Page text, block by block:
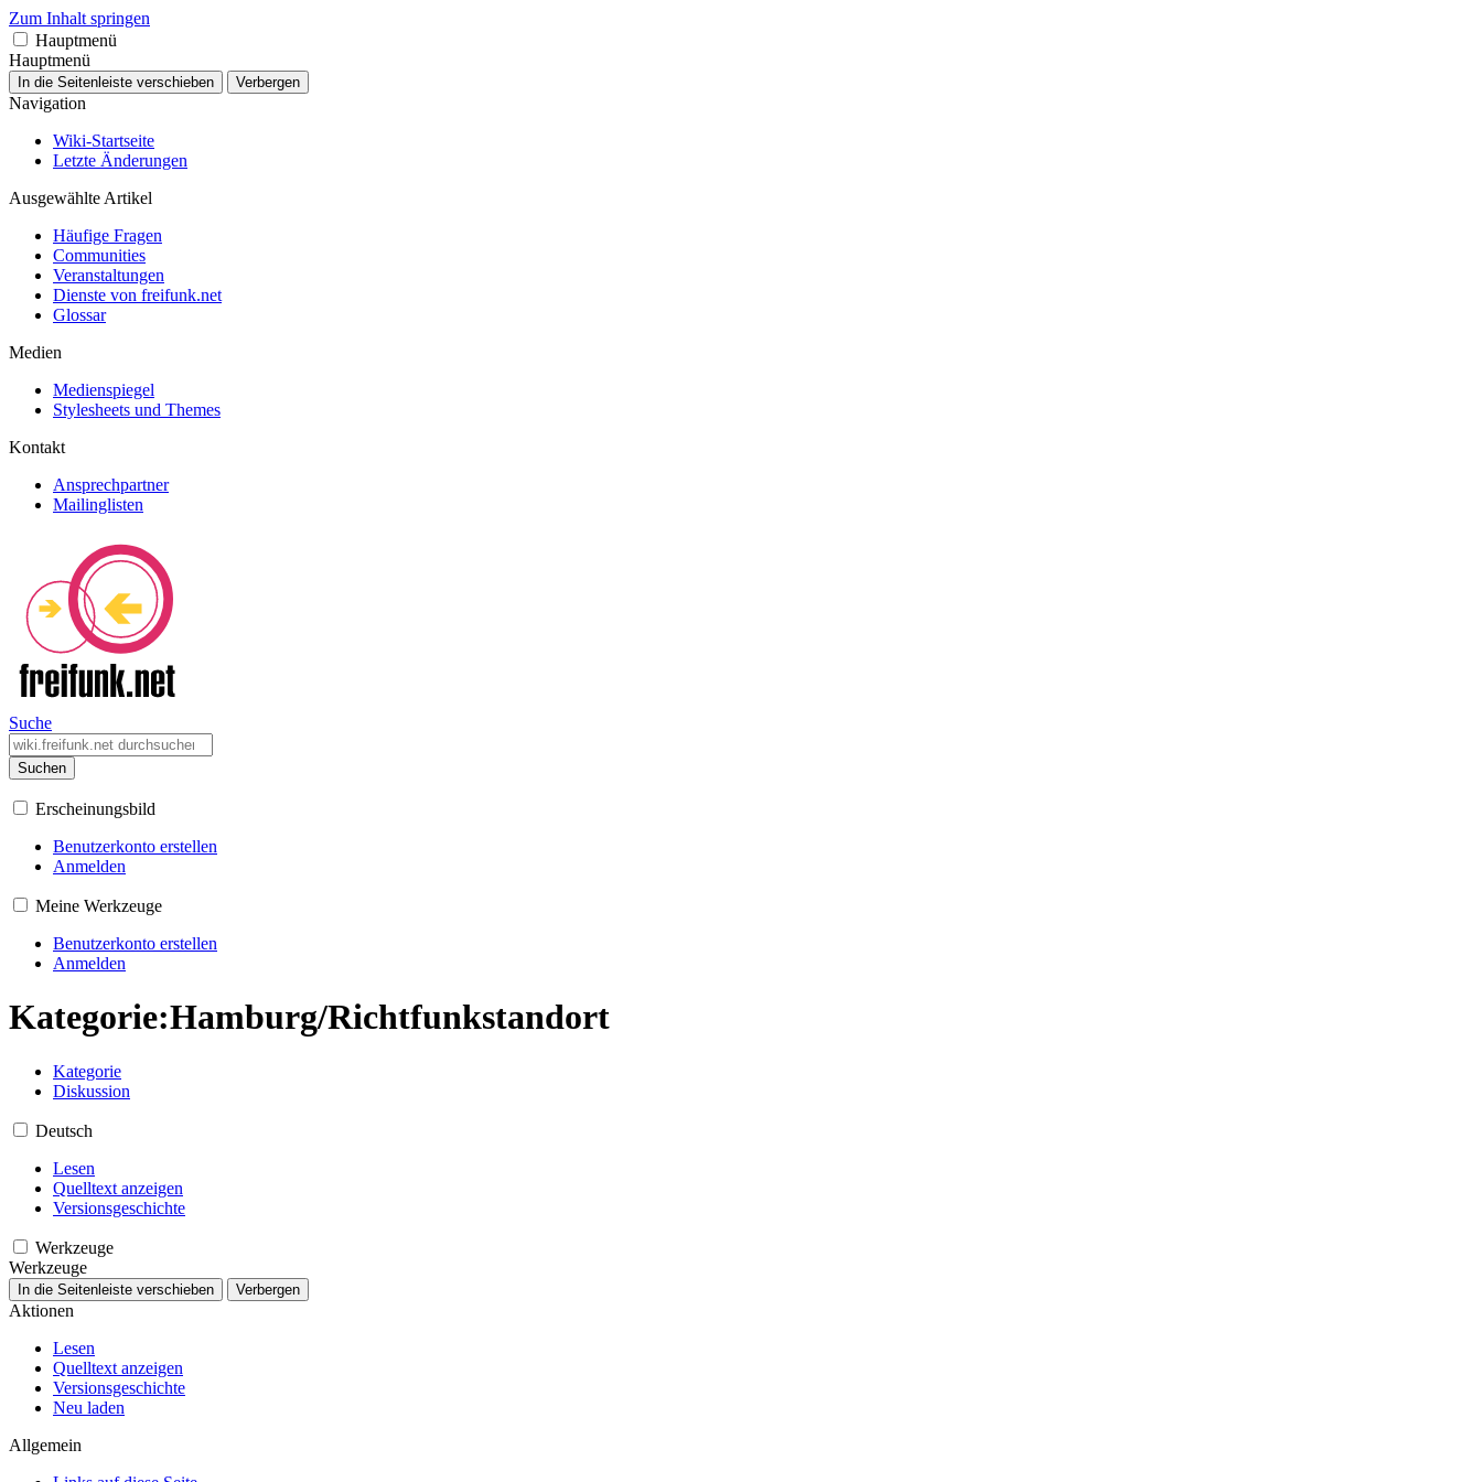
Zum Inhalt springen
Hauptmenü
Hauptmenü
In die Seitenleiste verschieben Verbergen
Navigation
Wiki-Startseite
Letzte Änderungen
Ausgewählte Artikel
Häufige Fragen
Communities
Veranstaltungen
Dienste von freifunk.net
Glossar
Medien
Medienspiegel
Stylesheets und Themes
Kontakt
Ansprechpartner
Mailinglisten
Suche
Suchen
Erscheinungsbild
Benutzerkonto erstellen
Anmelden
Meine Werkzeuge
Benutzerkonto erstellen
Anmelden
Kategorie:Hamburg/Richtfunkstandort
Kategorie
Diskussion
Deutsch
Lesen
Quelltext anzeigen
Versionsgeschichte
Werkzeuge
Werkzeuge
In die Seitenleiste verschieben Verbergen
Aktionen
Lesen
Quelltext anzeigen
Versionsgeschichte
Neu laden
Allgemein